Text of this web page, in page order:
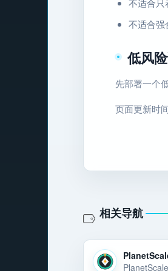
不适合只
不适合强
低风
先部署一个
页面更新时
相关导航